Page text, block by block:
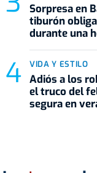
Sorpresa en
tiburón
durante una
VIDA Y ESTILO
Adiós a los
el truco del
segura en